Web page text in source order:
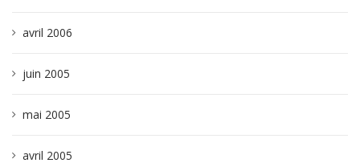
avril 2006
juin 2005
mai 2005
avril 2005